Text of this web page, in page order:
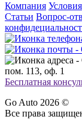
Компания Условия
Статьи Вопрос-
пом. 113, оф. 1
Бесплатная
Go Auto 2026 ©
Все права